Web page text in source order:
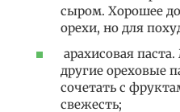
сыром. Хорошее
орехи, но для
арахисовая
другие ореховые
сочетать с
свежесть;